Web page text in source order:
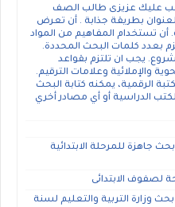
عليك عزيزى طالب الصف
بطريقة جذابة . أن تعرض
تستخدام المفاهيم من المواد
بعدد كلمات البحث المحددة.
يجب ان تلتزم بقواعد
والإملائية وعلامات الترقيم.
الرقمية، يمكنه كتابة البحث
الدراسية أو أي مصادر أخري
جاهزة للمرحلة الابتدائية
لصفوف الابتدائى
وزارة التربية والتعليم لسنة